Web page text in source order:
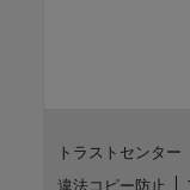
トラストセンター
違法コピー防止